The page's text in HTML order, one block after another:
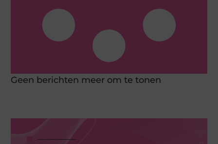
Geen berichten meer om te tonen